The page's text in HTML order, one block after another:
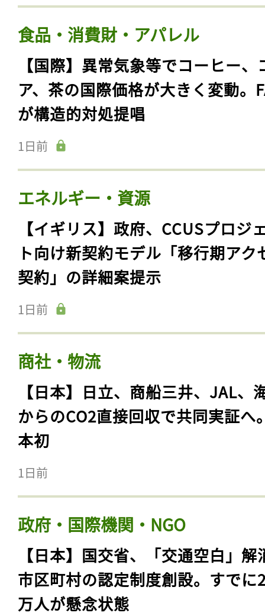
食品・消費財・アパレル
【国際】異常気象等でコーヒー、
ア、茶の国際価格が大きく変動。
が構造的対処提唱
1日前
エネルギー・資源
【イギリス】政府、CCUSプロジ
ト向け新契約モデル「移行期アク
契約」の詳細案提示
1日前
商社・物流
【日本】日立、商船三井、JAL、
からのCO2直接回収で共同実証へ
本初
1日前
政府・国際機関・NGO
【日本】国交省、「交通空白」解
市区町村の認定制度創設。すでに
万人が懸念状態